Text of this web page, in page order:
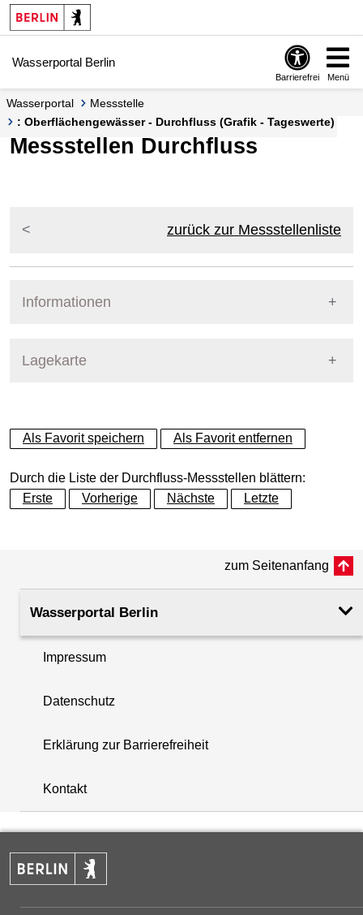
Springe zur Navigation
Springe zum Inhalt
Wasserportal Berlin
Barrierefrei Menü
Wasserportal
Messstelle
: Oberflächengewässer - Durchfluss (Grafik - Tageswerte)
Messstellen Durchfluss
zurück zur Messstellenliste
Informationen
Lagekarte
+
−
+
−
Als Favorit speichern Als Favorit entfernen
Durch die Liste der Durchfluss-Messstellen blättern:
Erste
Vorherige Nächste Letzte
zum Seitenanfang
Wasserportal Berlin
Impressum
Datenschutz
Erklärung zur Barrierefreiheit
Kontakt